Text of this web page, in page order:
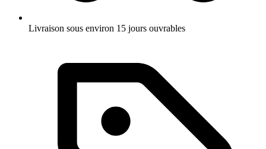
Livraison sous environ 15 jours ouvrables